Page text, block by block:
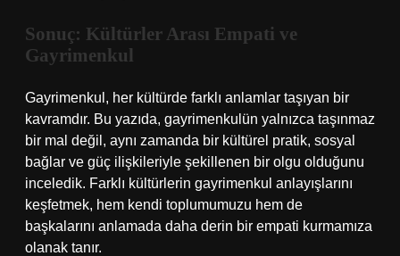
Sonuç: Kültürler Arası Empati ve
Gayrimenkul
Gayrimenkul, her kültürde farklı anlamlar taşıyan bir
kavramdır. Bu yazıda, gayrimenkulün yalnızca taşınmaz
bir mal değil, aynı zamanda bir kültürel pratik, sosyal
bağlar ve güç ilişkileriyle şekillenen bir olgu olduğunu
inceledik. Farklı kültürlerin gayrimenkul anlayışlarını
keşfetmek, hem kendi toplumumuzu hem de
başkalarını anlamada daha derin bir empati kurmamıza
olanak tanır.